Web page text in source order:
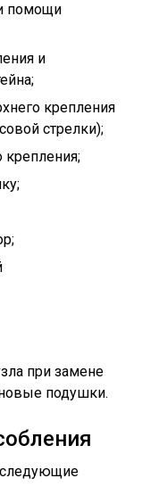
помощи
и
крепления
стрелки);
крепления;
при замене
подушки.
следующие